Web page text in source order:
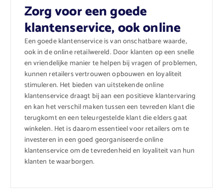
Zorg voor een goede
klantenservice, ook online
Een goede klantenservice is van onschatbare waarde,
ook in de online retailwereld. Door klanten op een snelle
en vriendelijke manier te helpen bij vragen of problemen,
kunnen retailers vertrouwen opbouwen en loyaliteit
stimuleren. Het bieden van uitstekende online
klantenservice draagt bij aan een positieve klantervaring
en kan het verschil maken tussen een tevreden klant die
terugkomt en een teleurgestelde klant die elders gaat
winkelen. Het is daarom essentieel voor retailers om te
investeren in een goed georganiseerde online
klantenservice om de tevredenheid en loyaliteit van hun
klanten te waarborgen.